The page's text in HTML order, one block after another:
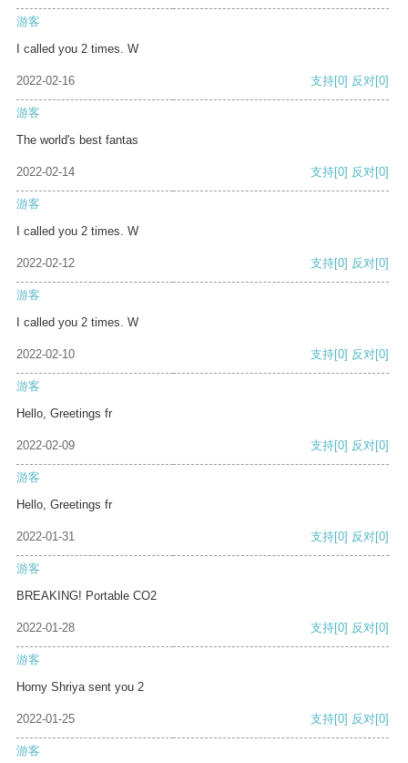
游客
I called you 2 times. W
2022-02-16 支持[0] 反对[0]
游客
The world's best fantas
2022-02-14 支持[0] 反对[0]
游客
I called you 2 times. W
2022-02-12 支持[0] 反对[0]
游客
I called you 2 times. W
2022-02-10 支持[0] 反对[0]
游客
Hello, Greetings fr
2022-02-09 支持[0] 反对[0]
游客
Hello, Greetings fr
2022-01-31 支持[0] 反对[0]
游客
BREAKING! Portable CO2
2022-01-28 支持[0] 反对[0]
游客
Horny Shriya sent you 2
2022-01-25 支持[0] 反对[0]
游客